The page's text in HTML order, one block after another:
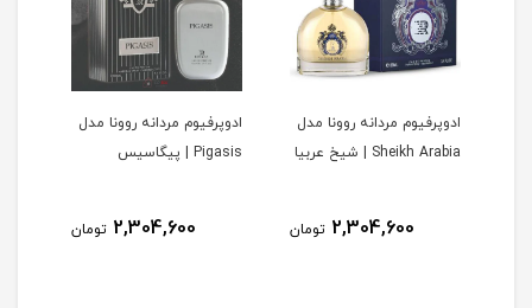
ادوپرفیوم مردانه روونا مدل
Sheikh Arabia | شیخ عربیا
2,304,600 تومان
ادوپرفیوم مردانه روونا مدل
Pigasis | پیگاسیس
2,304,600 تومان